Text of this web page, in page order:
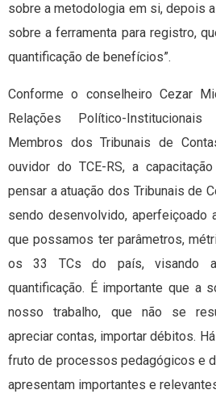
sobre a metodologia em si, depois
sobre a ferramenta para registro,
quantificação de benefícios”.
Conforme o conselheiro Cezar
Relações Político-
Membros dos Tribunais de
ouvidor do TCE-RS, a
pensar a atuação dos Tribunais de
sendo desenvolvido, aperfeiçoado
que possamos ter parâmetros,
os 33 TCs do país, visando
quantificação. É importante que a
nosso trabalho, que não se
apreciar contas, importar débitos.
fruto de processos pedagógicos e
apresentam importantes e